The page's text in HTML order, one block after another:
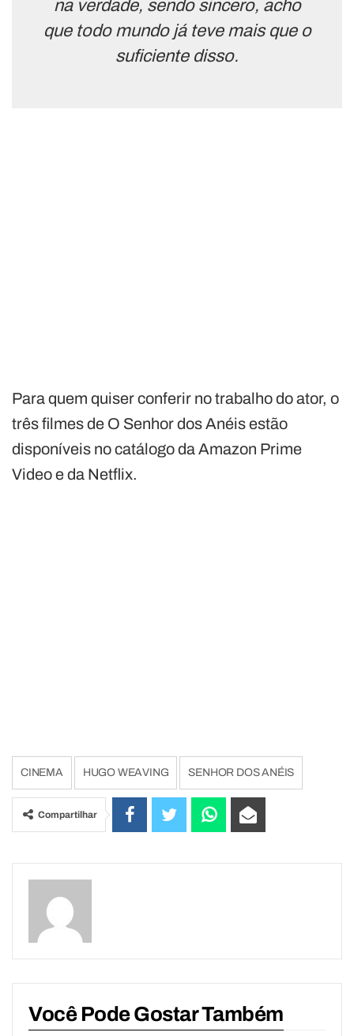
na verdade, sendo sincero, acho
que todo mundo já teve mais que o
suficiente disso.
Para quem quiser conferir no trabalho do ator, o
três filmes de O Senhor dos Anéis estão
disponíveis no catálogo da Amazon Prime
Video e da Netflix.
CINEMA HUGO WEAVING SENHOR DOS ANÉIS
Compartilhar
Você Pode Gostar Também